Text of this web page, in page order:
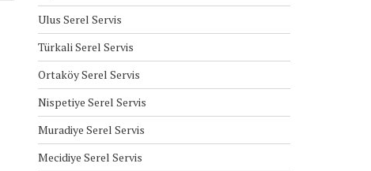
Ulus Serel Servis
Türkali Serel Servis
Ortaköy Serel Servis
Nispetiye Serel Servis
Muradiye Serel Servis
Mecidiye Serel Servis